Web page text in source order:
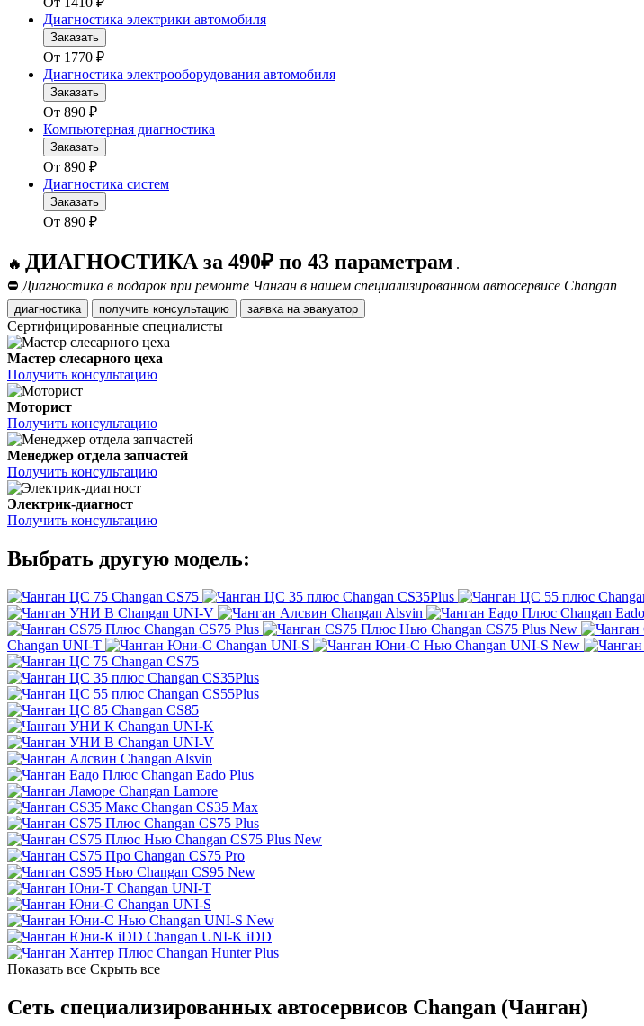
Диагностика электрики автомобиля
Заказать
От 1770 ₽
Диагностика электрооборудования автомобиля
Заказать
От 890 ₽
Компьютерная диагностика
Заказать
От 890 ₽
Диагностика систем
Заказать
От 890 ₽
🔥 ДИАГНОСТИКА за 490₽ по 43 параметрам .
⛔ Диагностика в подарок при ремонте Чанган в нашем специализированном автосервисе Changan
диагностика получить консультацию заявка на эвакуатор
Сертифицированные специалисты
Мастер слесарного цеха
Получить консультацию
Моторист
Получить консультацию
Менеджер отдела запчастей
Получить консультацию
Электрик-диагност
Получить консультацию
Выбрать другую модель:
Changan CS75 Changan CS35Plus
Changan UNI-V
Changan Alsvin Changan
Changan CS75 Plus
Changan CS75 Plus New
Changan UNI-T
Changan UNI-S Changan UNI-S New
Changan CS75
Changan CS35Plus
Changan CS55Plus
Changan CS85
Changan UNI-K
Changan UNI-V
Changan Alsvin
Changan Eado Plus
Changan Lamore
Changan CS35 Max
Changan CS75 Plus
Changan CS75 Plus New
Changan CS75 Pro
Changan CS95 New
Changan UNI-T
Changan UNI-S
Changan UNI-S New
Changan UNI-K iDD
Changan Hunter Plus
Показать все Скрыть все
Сеть специализированных автосервисов Changan (Чанган)